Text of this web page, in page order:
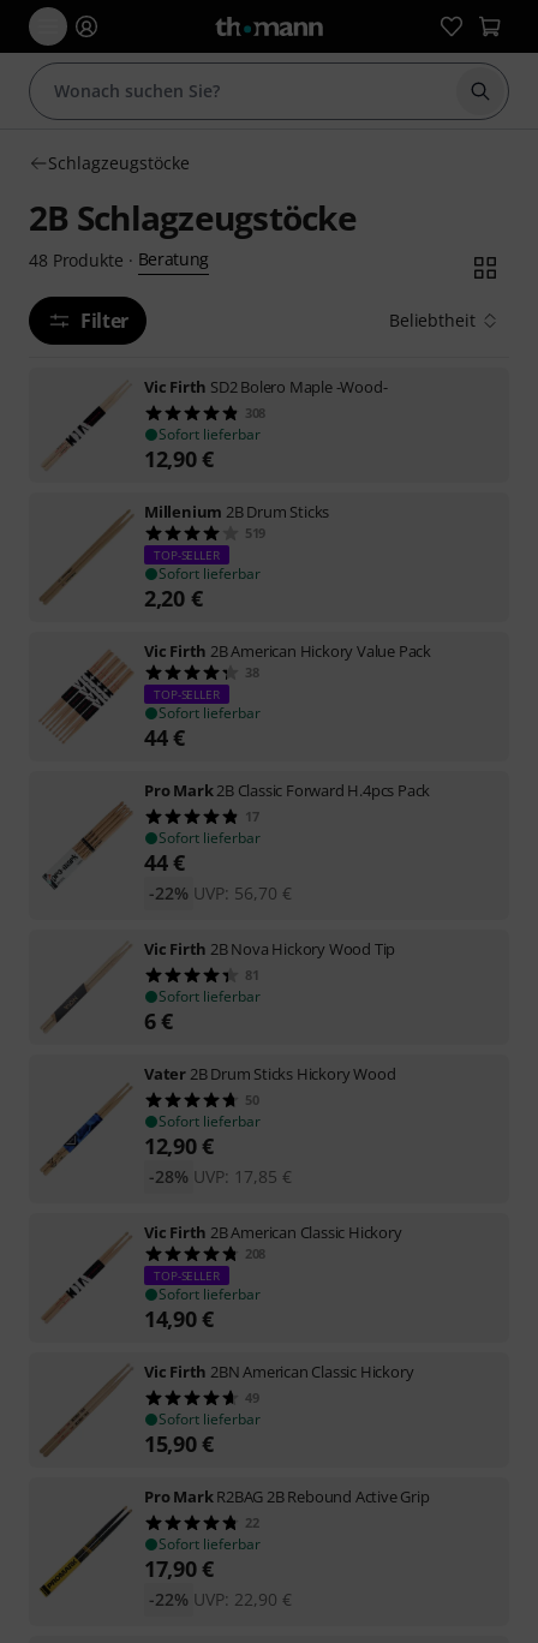
Suche
Schlagzeugstöcke
2B Schlagzeugstöcke
48 Produkte · Beratung
Filter Beliebtheit
Vic Firth SD2 Bolero Maple -Wood-
308
Sofort lieferbar
12,90€
Millenium 2B Drum Sticks
519
TOP-SELLER
Sofort lieferbar
2,20 €
Vic Firth 2B American Hickory Value Pack
38
TOP-SELLER
Sofort lieferbar
44€
Pro Mark2B Classic Forward H.4pcs Pack
17
Sofort lieferbar
44€
UVP: 56,70 €
-22%
Vic Firth 2B Nova Hickory Wood Tip
81
Sofort lieferbar
6€
Vater 2B Drum Sticks Hickory Wood
50
Sofort lieferbar
12,90€
UVP: 17,85 €
-28%
Vic Firth 2B American Classic Hickory
208
TOP-SELLER
Sofort lieferbar
14,90€
Vic Firth 2BN American Classic Hickory
49
Sofort lieferbar
15,90€
Pro MarkR2BAG 2B Rebound Active Grip
22
Sofort lieferbar
17,90€
UVP: 22,90 €
-22%